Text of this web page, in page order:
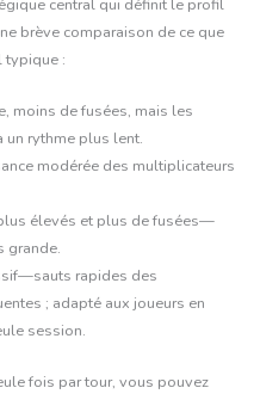
central qui définit le profil
brève comparaison de ce que
typique :
moins de fusées, mais les
un rythme plus lent.
modérée des multiplicateurs
élevés et plus de fusées—
grande.
rapides des
; adapté aux joueurs en
session.
fois par tour, vous pouvez